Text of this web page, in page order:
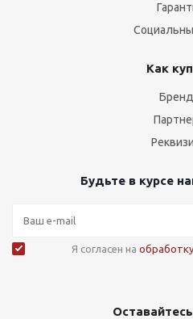
Как
Будьте в курсе
Я согласен на